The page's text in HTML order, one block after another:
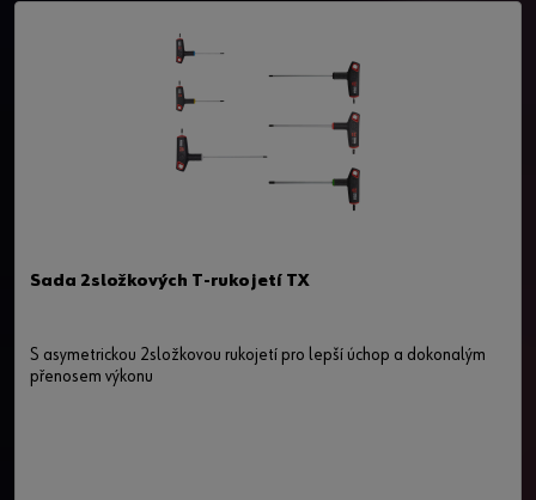
Sada 2složkových T-rukojetí TX
S asymetrickou 2složkovou rukojetí pro lepší úchop a dokonalým
přenosem výkonu